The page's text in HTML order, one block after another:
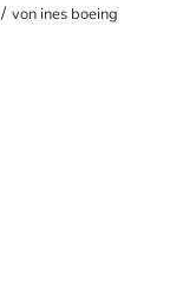
/ von ines boeing